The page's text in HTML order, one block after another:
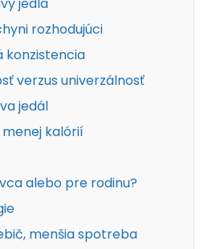
rozhodujúci
konzistencia
verzus univerzálnosť
jedál
menej kalórií
alebo pre rodinu?
menšia spotreba